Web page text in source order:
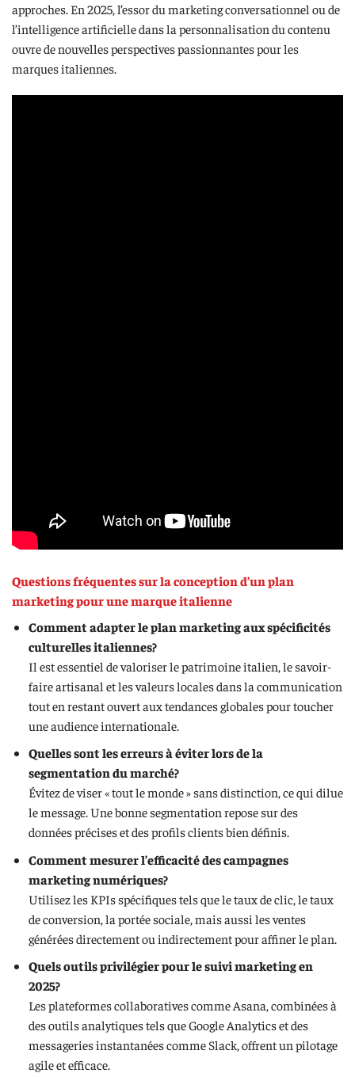
approches. En 2025, l’essor du marketing conversationnel ou de
l’intelligence artificielle dans la personnalisation du contenu
ouvre de nouvelles perspectives passionnantes pour les
marques italiennes.
Questions fréquentes sur la conception d’un plan
marketing pour une marque italienne
Comment adapter le plan marketing aux spécificités
culturelles italiennes?
Il est essentiel de valoriser le patrimoine italien, le savoir-
faire artisanal et les valeurs locales dans la communication
tout en restant ouvert aux tendances globales pour toucher
une audience internationale.
Quelles sont les erreurs à éviter lors de la
segmentation du marché?
Évitez de viser « tout le monde » sans distinction, ce qui dilue
le message. Une bonne segmentation repose sur des
données précises et des profils clients bien définis.
Comment mesurer l’efficacité des campagnes
marketing numériques?
Utilisez les KPIs spécifiques tels que le taux de clic, le taux
de conversion, la portée sociale, mais aussi les ventes
générées directement ou indirectement pour affiner le plan.
Quels outils privilégier pour le suivi marketing en
2025?
Les plateformes collaboratives comme Asana, combinées à
des outils analytiques tels que Google Analytics et des
messageries instantanées comme Slack, offrent un pilotage
agile et efficace.